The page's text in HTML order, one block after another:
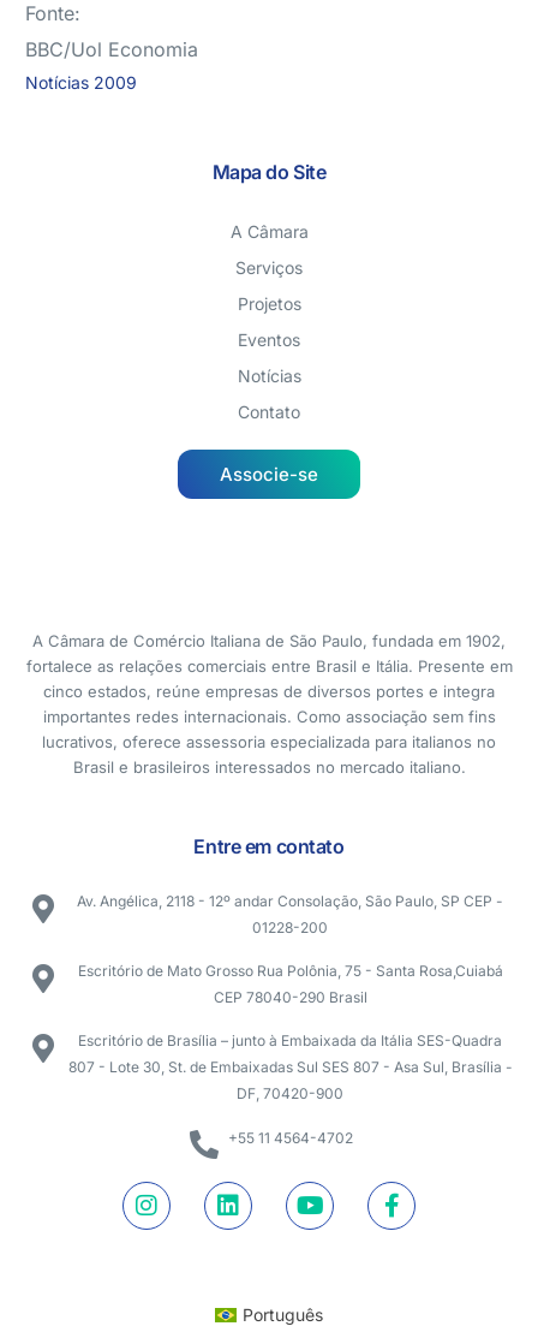
Fonte:
BBC/Uol Economia
Notícias 2009
Mapa do Site
A Câmara
Serviços
Projetos
Eventos
Notícias
Contato
Associe-se
A Câmara de Comércio Italiana de São Paulo, fundada em 1902,
fortalece as relações comerciais entre Brasil e Itália. Presente em
cinco estados, reúne empresas de diversos portes e integra
importantes redes internacionais. Como associação sem fins
lucrativos, oferece assessoria especializada para italianos no
Brasil e brasileiros interessados no mercado italiano.
Entre em contato
Av. Angélica, 2118 - 12º andar Consolação, São Paulo, SP CEP -
01228-200
Escritório de Mato Grosso Rua Polônia, 75 - Santa Rosa,Cuiabá
CEP 78040-290 Brasil
Escritório de Brasília – junto à Embaixada da Itália SES-Quadra
807 - Lote 30, St. de Embaixadas Sul SES 807 - Asa Sul, Brasília -
DF, 70420-900
+55 11 4564-4702
Português